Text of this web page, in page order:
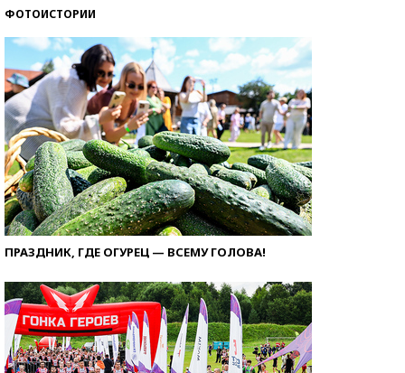
ФОТОИСТОРИИ
ПРАЗДНИК, ГДЕ ОГУРЕЦ — ВСЕМУ ГОЛОВА!